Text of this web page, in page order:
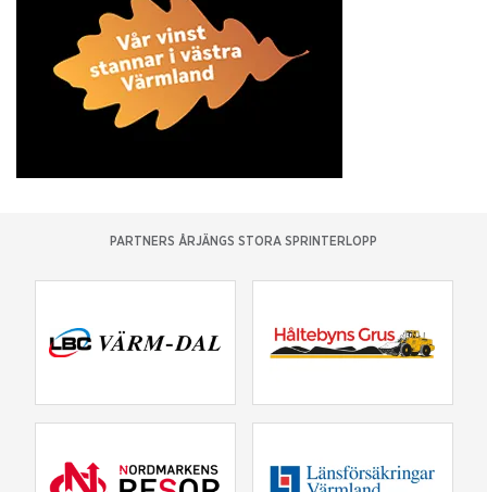
PARTNERS ÅRJÄNGS STORA SPRINTERLOPP